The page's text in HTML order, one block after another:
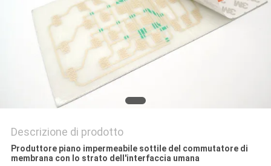
Descrizione di prodotto
Produttore piano impermeabile sottile del commutatore di
membrana con lo strato dell'interfaccia umana